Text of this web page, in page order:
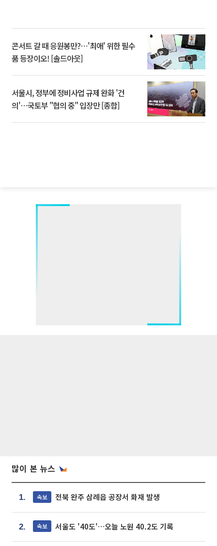
콘서트 갈 때 응원봉만?⋯'최애' 위한 필수
품 등장이오! [솔드아웃]
서울시, 정부에 정비사업 규제 완화 '건
의'⋯국토부 "협의 중" 입장만 [종합]
많이 본 뉴스
1. 속보 전북 완주 삼례읍 공장서 화재 발생
2. 속보 서울도 '40도'…오늘 노원 40.2도 기록